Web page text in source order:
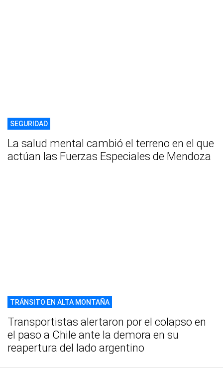
SEGURIDAD
La salud mental cambió el terreno en el que
actúan las Fuerzas Especiales de Mendoza
TRÁNSITO EN ALTA MONTAÑA
Transportistas alertaron por el colapso en
el paso a Chile ante la demora en su
reapertura del lado argentino